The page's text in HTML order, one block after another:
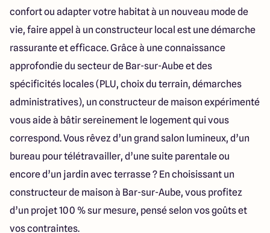
confort ou adapter votre habitat à un nouveau mode de
vie, faire appel à un constructeur local est une démarche
rassurante et efficace. Grâce à une connaissance
approfondie du secteur de Bar-sur-Aube et des
spécificités locales (PLU, choix du terrain, démarches
administratives), un constructeur de maison expérimenté
vous aide à bâtir sereinement le logement qui vous
correspond. Vous rêvez d’un grand salon lumineux, d’un
bureau pour télétravailler, d’une suite parentale ou
encore d’un jardin avec terrasse ? En choisissant un
constructeur de maison à Bar-sur-Aube, vous profitez
d’un projet 100 % sur mesure, pensé selon vos goûts et
vos contraintes.